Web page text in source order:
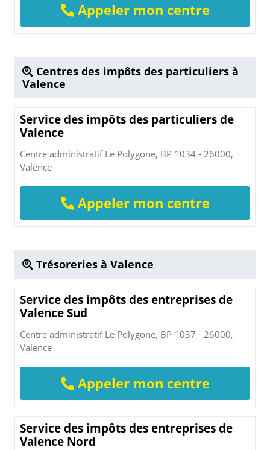
Appeler mon centre
Centres des impôts des particuliers à
Valence
Service des impôts des particuliers de
Valence
Centre administratif Le Polygone, BP 1034 - 26000,
Valence
Appeler mon centre
Trésoreries à Valence
Service des impôts des entreprises de
Valence Sud
Centre administratif Le Polygone, BP 1037 - 26000,
Valence
Appeler mon centre
Service des impôts des entreprises de
Valence Nord